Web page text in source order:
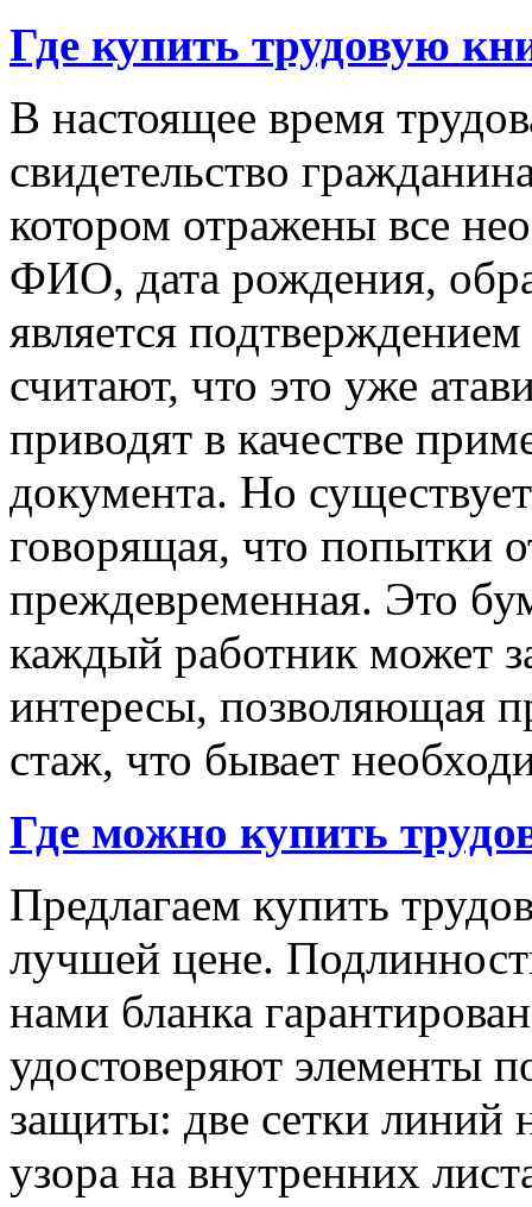
Где купить трудовую
В настоящее время
свидетельство
котором отражены все
ФИО, дата рождения,
является
считают, что это уже
приводят в качестве
документа. Но
говорящая, что попытки
преждевременная. Это
каждый работник может
интересы, позволяющая
стаж, что бывает
Где можно купить
Предлагаем купить
лучшей цене.
нами бланка
удостоверяют элементы
защиты: две сетки линий
узора на внутренних